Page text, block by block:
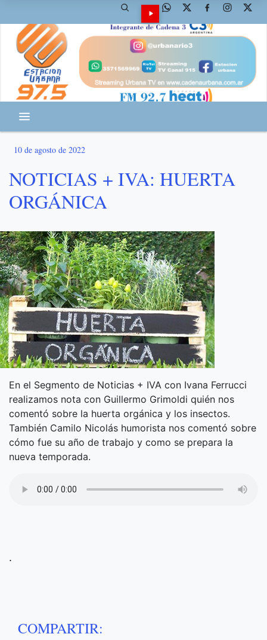
10 de agosto de 2022
NOTICIAS + IVA: HUERTA
ORGÁNICA
En el Segmento de Noticias + IVA con Ivana Ferrucci
realizamos nota con Guillermo Grimoldi quién nos
comentó sobre la huerta orgánica y los insectos.
También Camilo Nicolás humorista nos comentó sobre
cómo fue su año de trabajo y como se prepara la
nueva temporada.
.
COMPARTIR: